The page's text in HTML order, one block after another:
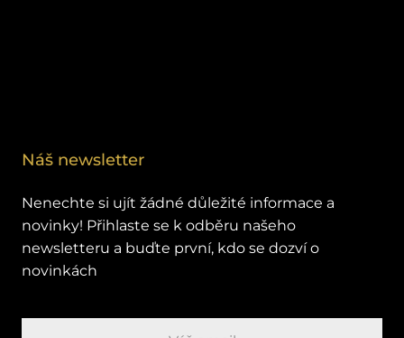
Náš newsletter
Nenechte si ujít žádné důležité informace a
novinky! Přihlaste se k odběru našeho
newsletteru a buďte první, kdo se dozví o
novinkách